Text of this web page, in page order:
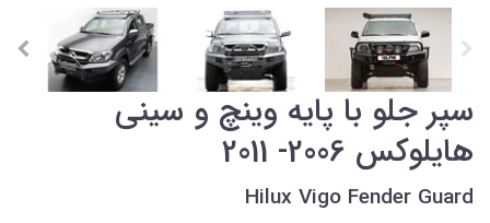
سپر جلو با پایه وینچ و سینی
هایلوکس 2006- 2011
Hilux Vigo Fender Guard